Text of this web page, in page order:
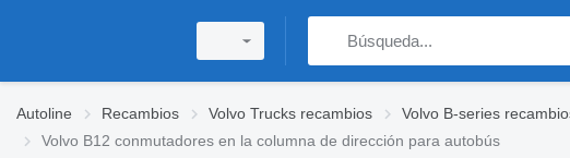
Autoline Recambios Volvo Trucks recambios Volvo B-series
Volvo B12 conmutadores en la columna de dirección para autobús